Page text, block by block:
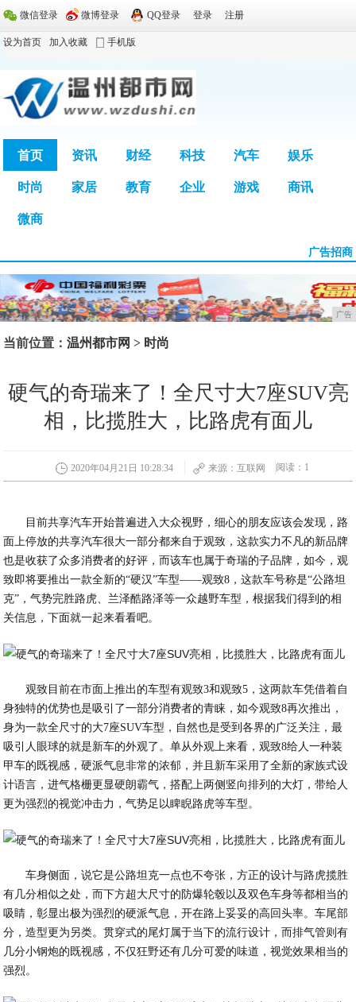
微信登录 微博登录 QQ登录 登录 注册
设为首页 加入收藏 手机版
首页 资讯 财经 科技 汽车 娱乐
时尚 家居 教育 企业 游戏 商讯
微商
广告招商
广告
当前位置：温州都市网 > 时尚
硬气的奇瑞来了！全尺寸大7座SUV亮
相，比揽胜大，比路虎有面儿
2020年04月21日 10:28:34 来源：互联网 阅读：1
目前共享汽车开始普遍进入大众视野，细心的朋友应该会发现，路
面上停放的共享汽车很大一部分都来自于观致，这款实力不凡的新品牌
也是收获了众多消费者的好评，而该车也属于奇瑞的子品牌，如今，观
致即将要推出一款全新的“硬汉”车型——观致8，这款车号称是“公路坦
克”，气势完胜路虎、兰泽酷路泽等一众越野车型，根据我们得到的相
关信息，下面就一起来看看吧。
观致目前在市面上推出的车型有观致3和观致5，这两款车凭借着自
身独特的优势也是吸引了一部分消费者的青睐，如今观致8再次推出，
身为一款全尺寸的大7座SUV车型，自然也是受到各界的广泛关注，最
吸引人眼球的就是新车的外观了。单从外观上来看，观致8给人一种装
甲车的既视感，硬派气息非常的浓郁，并且新车采用了全新的家族式设
计语言，进气格栅更显硬朗霸气，搭配上两侧竖向排列的大灯，带给人
更为强烈的视觉冲击力，气势足以睥睨路虎等车型。
车身侧面，说它是公路坦克一点也不夸张，方正的设计与路虎揽胜
有几分相似之处，而下方超大尺寸的防爆轮毂以及双色车身等都相当的
吸睛，彰显出极为强烈的硬派气息，开在路上妥妥的高回头率。车尾部
分，造型更为另类。贯穿式的尾灯属于当下的流行设计，而排气管则有
几分小钢炮的既视感，不仅狂野还有几分可爱的味道，视觉效果相当的
强烈。